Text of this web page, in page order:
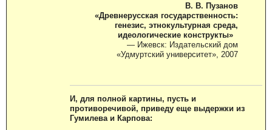
В. В. Пузанов
«Древнерусская государственность:
генезис, этнокультурная среда,
идеологические конструкты»
— Ижевск: Издательский дом
«Удмуртский университет», 2007
И, для полной картины, пусть и
противоречивой, приведу еще выдержки из
Гумилева и Карпова: